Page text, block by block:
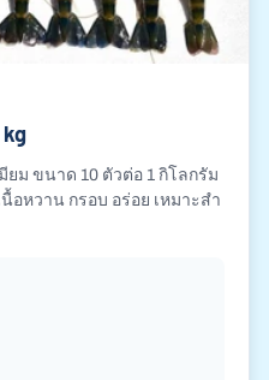
ม ขนาด 10 ตัวต่อ 1 กิโลกรัม
อหวาน กรอบ อร่อย เหมาะสำ